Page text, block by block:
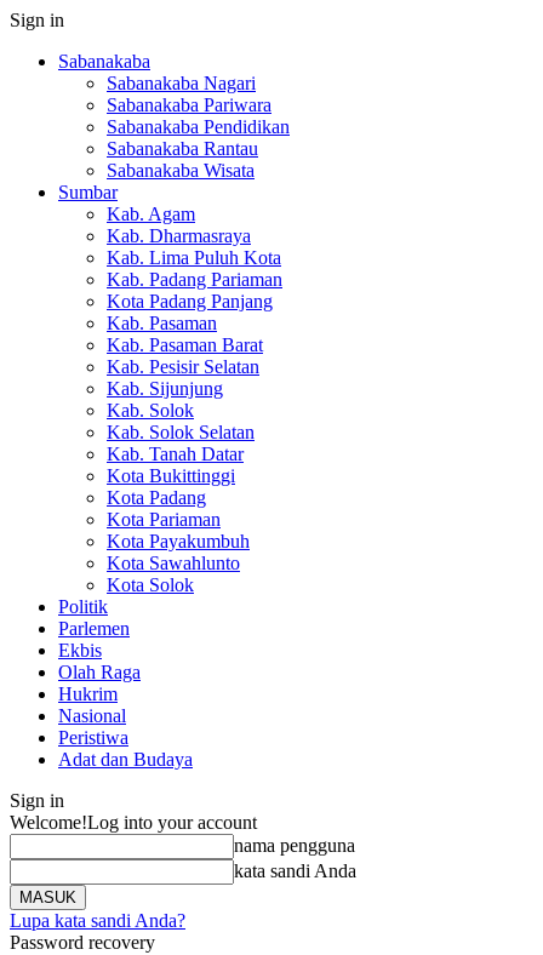
Sign in
Sabanakaba
Sabanakaba Nagari
Sabanakaba Pariwara
Sabanakaba Pendidikan
Sabanakaba Rantau
Sabanakaba Wisata
Sumbar
Kab. Agam
Kab. Dharmasraya
Kab. Lima Puluh Kota
Kab. Padang Pariaman
Kota Padang Panjang
Kab. Pasaman
Kab. Pasaman Barat
Kab. Pesisir Selatan
Kab. Sijunjung
Kab. Solok
Kab. Solok Selatan
Kab. Tanah Datar
Kota Bukittinggi
Kota Padang
Kota Pariaman
Kota Payakumbuh
Kota Sawahlunto
Kota Solok
Politik
Parlemen
Ekbis
Olah Raga
Hukrim
Nasional
Peristiwa
Adat dan Budaya
Sign in
Welcome!Log into your account
nama pengguna
kata sandi Anda
Lupa kata sandi Anda?
Password recovery